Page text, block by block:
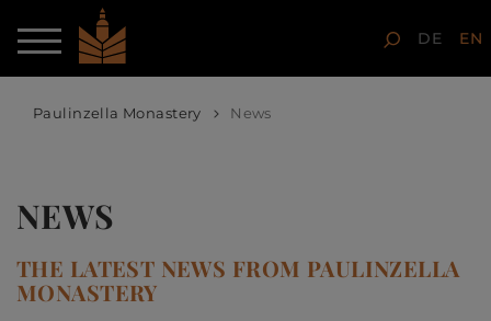
DE EN
Paulinzella Monastery News
NEWS
THE LATEST NEWS FROM PAULINZELLA
MONASTERY